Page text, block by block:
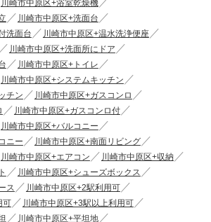
川崎市中原区+浴室乾燥機
川崎市中原区+洗面台
洗面台
川崎市中原区+温水洗浄便座
川崎市中原区+洗面所にドア
川崎市中原区+トイレ
川崎市中原区+システムキッチン
チン
川崎市中原区+ガスコンロ
川崎市中原区+ガスコンロ付
川崎市中原区+バルコニー
ニー
川崎市中原区+南面リビング
川崎市中原区+エアコン
川崎市中原区+収納
川崎市中原区+シューズボックス
ス
川崎市中原区+2駅利用可
可
川崎市中原区+3駅以上利用可
川崎市中原区+平坦地